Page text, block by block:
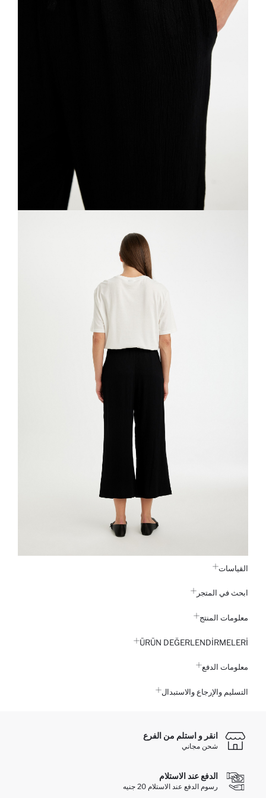
القياسات
ابحث في المتجر
معلومات المنتج
ÜRÜN DEĞERLENDİRMELERİ
معلومات الدفع
التسليم والإرجاع والاستبدال
انقر و استلم من الفرع
شحن مجاني
الدفع عند الاستلام
رسوم الدفع عند الاستلام 20 جنيه